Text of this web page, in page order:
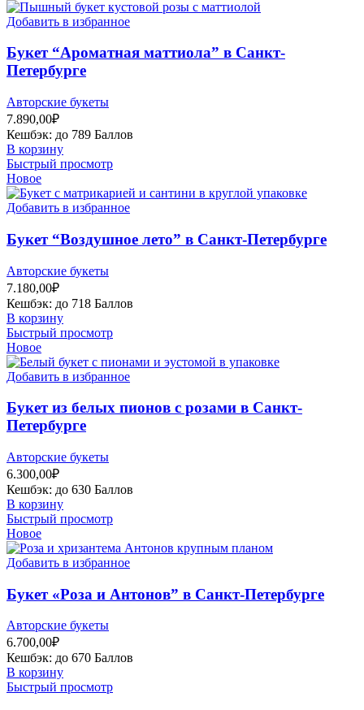
Добавить в избранное
Букет “Ароматная маттиола” в Санкт-
Петербурге
Авторские букеты
7.890,00₽
Кешбэк: до 789 Баллов
В корзину
Быстрый просмотр
Новое
Добавить в избранное
Букет “Воздушное лето” в Санкт-Петербурге
Авторские букеты
7.180,00₽
Кешбэк: до 718 Баллов
В корзину
Быстрый просмотр
Новое
Добавить в избранное
Букет из белых пионов с розами в Санкт-
Петербурге
Авторские букеты
6.300,00₽
Кешбэк: до 630 Баллов
В корзину
Быстрый просмотр
Новое
Добавить в избранное
Букет «Роза и Антонов” в Санкт-Петербурге
Авторские букеты
6.700,00₽
Кешбэк: до 670 Баллов
В корзину
Быстрый просмотр